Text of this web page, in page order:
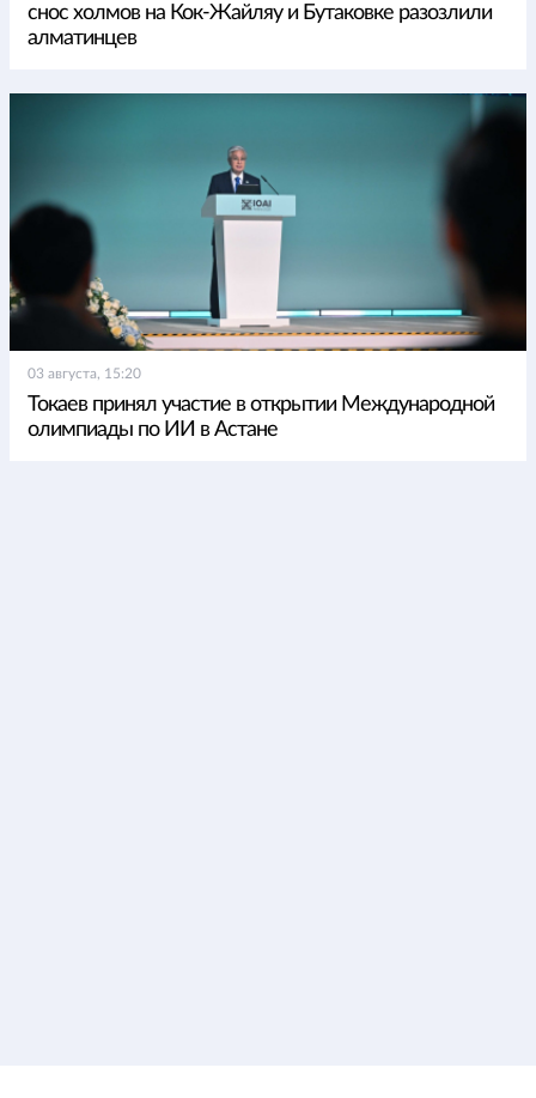
снос холмов на Кок-Жайляу и Бутаковке разозлили
алматинцев
03 августа, 15:20
Токаев принял участие в открытии Международной
олимпиады по ИИ в Астане